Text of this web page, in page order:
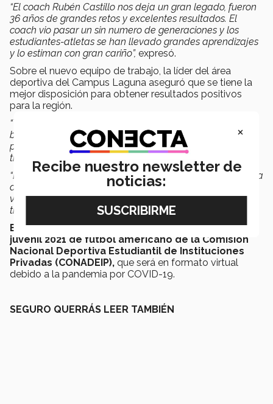
“El coach Rubén Castillo nos deja un gran legado, fueron
36 años de grandes retos y excelentes resultados. El
coach vio pasar un sin numero de generaciones y los
estudiantes-atletas se han llevado grandes aprendizajes
y lo estiman con gran cariño”, expresó.
Sobre el nuevo equipo de trabajo, la líder del área
deportiva del Campus Laguna aseguró que se tiene la
mejor disposición para obtener resultados positivos
para la región.
“Tenemos expectativas de obtener excelentes resultados,
buscando la atracción de nuevo talento de jugadores
para que el equipo tenga un crecimiento y podamos
trabajar en lo que nos hemos planteado”.
“El proyecto surge con el objetivo de ser un gran programa
de futbol americano a nivel región, donde después de
varias estrategias se consolidó la que estaremos
trabajando”,
finalizó.
Borregos Laguna participará en la temporada
juvenil 2021 de futbol americano de la Comisión
Nacional Deportiva Estudiantil de Instituciones
Privadas (CONADEIP), que será en formato virtual
debido a la pandemia por COVID-19.
SEGURO QUERRÁS LEER TAMBIÉN
×
Recibe nuestro newsletter de
noticias: